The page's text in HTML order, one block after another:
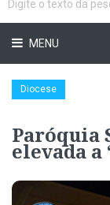
MENU
Diocese
Paróquia
elevada a